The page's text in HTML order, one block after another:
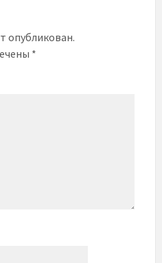
опубликован.
*